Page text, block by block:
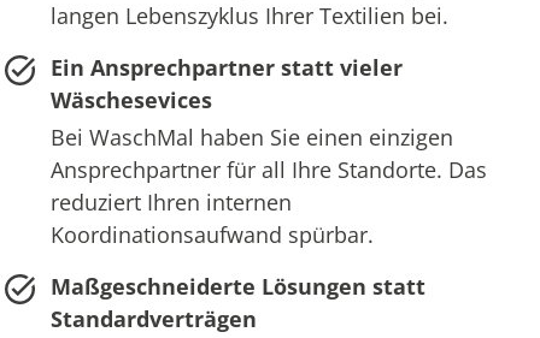
langen Lebenszyklus Ihrer Textilien bei.
Ein Ansprechpartner statt vieler
Wäschesevices
Bei WaschMal haben Sie einen einzigen
Ansprechpartner für all Ihre Standorte. Das
reduziert Ihren internen
Koordinationsaufwand spürbar.
Maßgeschneiderte Lösungen statt
Standardverträgen